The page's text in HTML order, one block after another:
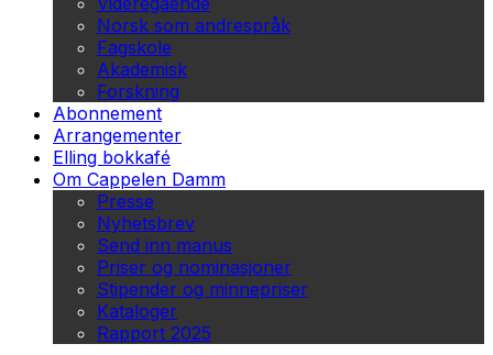
Norsk som andrespråk
Fagskole
Akademisk
Forskning
Abonnement
Arrangementer
Elling bokkafé
Om Cappelen Damm
Presse
Nyhetsbrev
Send inn manus
Priser og nominasjoner
Stipender og minnepriser
Kataloger
Rapport 2025